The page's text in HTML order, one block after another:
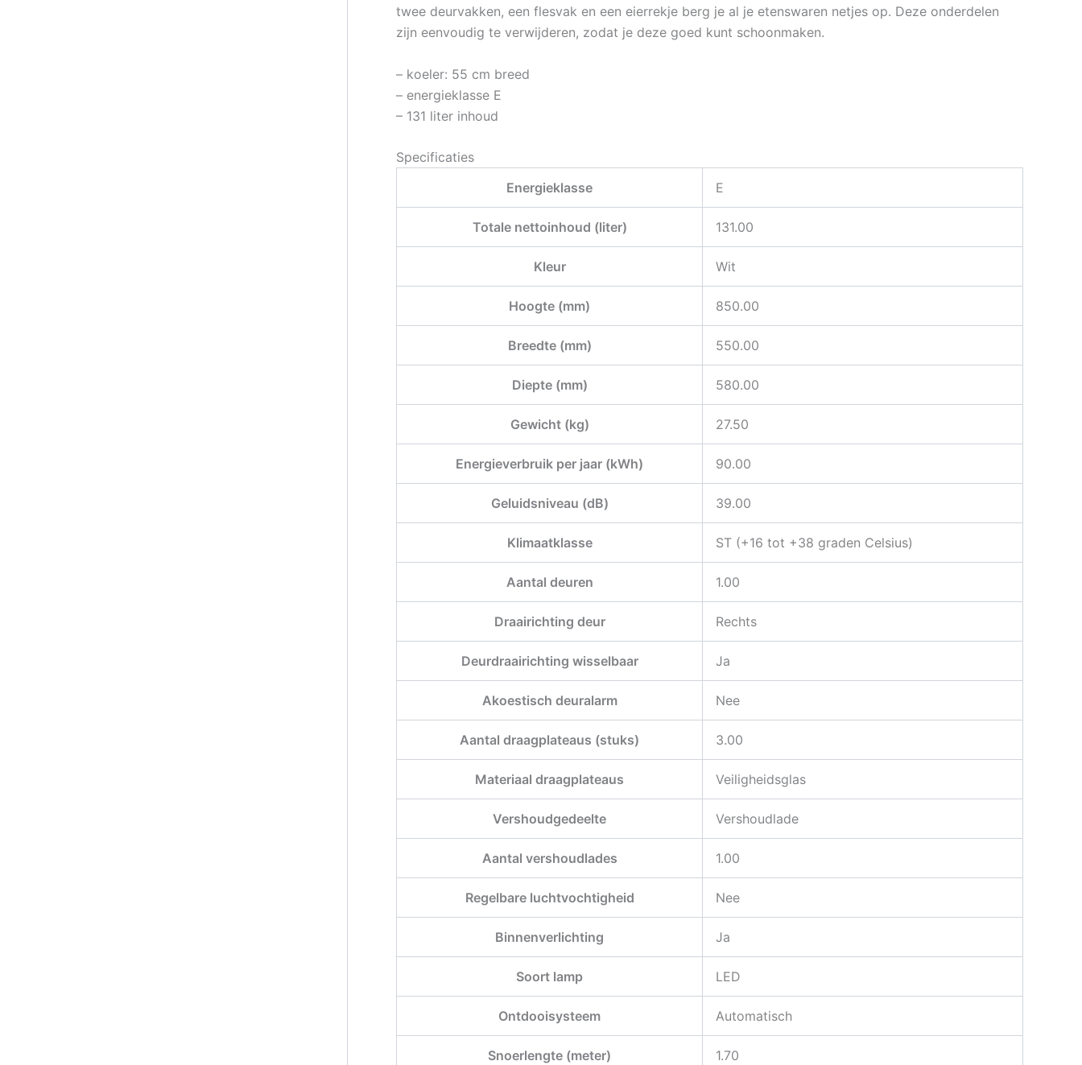
twee deurvakken, een flesvak en een eierrekje berg je al je etenswaren netjes op. Deze onderdelen
zijn eenvoudig te verwijderen, zodat je deze goed kunt schoonmaken.
– koeler: 55 cm breed
– energieklasse E
– 131 liter inhoud
Specificaties
Energieklasse
E
Totale nettoinhoud (liter) 131.00
Kleur Wit
Hoogte (mm) 850.00
Breedte (mm) 550.00
Diepte (mm) 580.00
Gewicht (kg) 27.50
Energieverbruik per jaar (kWh) 90.00
Geluidsniveau (dB) 39.00
Klimaatklasse ST (+16 tot +38 graden Celsius)
Aantal deuren 1.00
Draairichting deur Rechts
Deurdraairichting wisselbaar Ja
Akoestisch deuralarm Nee
Aantal draagplateaus (stuks) 3.00
Materiaal draagplateaus Veiligheidsglas
Vershoudgedeelte Vershoudlade
Aantal vershoudlades 1.00
Regelbare luchtvochtigheid Nee
Binnenverlichting Ja
Soort lamp LED
Ontdooisysteem Automatisch
Snoerlengte (meter) 1.70